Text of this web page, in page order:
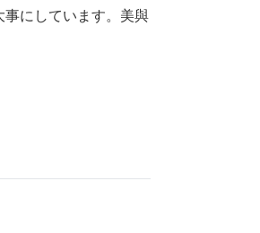
にしています。美與